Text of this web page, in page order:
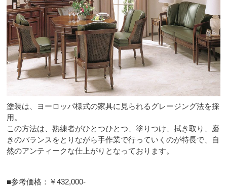
塗装は、ヨーロッパ様式の家具に見られるグレージング法を採
用。
この方法は、熟練者がひとつひとつ、塗りつけ、拭き取り、磨
きのバランスをとりながら手作業で行っていくのが特長で、自
然のアンティークな仕上がりとなっております。
■参考価格：￥432,000-